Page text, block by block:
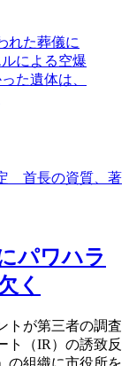
首長の資質、著
パワハラ
く
トが第三者の調査
ト（IR）の誘致反
の組織に市役所を